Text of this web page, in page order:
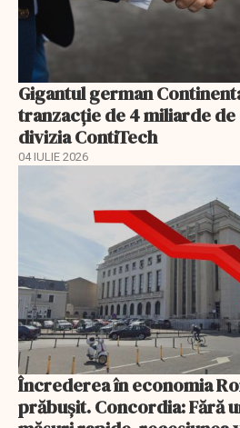
Gigantul german
tranzacție de 4 miliarde
divizia ContiTech
04 IULIE 2026
Încrederea în economia
prăbușit. Concordia: Fără